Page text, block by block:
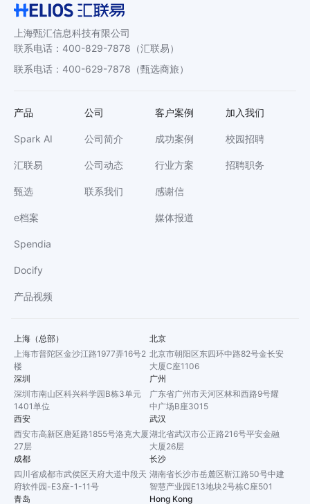
上海甄汇信息科技有限公司
联系电话 ： 400-829-7878 （汇联易）
联系电话 ： 400-629-7878 （甄选商旅）
产品
Spark AI
汇联易
甄选
e档案
Spendia
Docify
产品视频
公司
公司简介
公司动态
联系我们
客户案例
成功案例
行业方案
感谢信
媒体报道
加入我们
校园招聘
招聘职务
上海（总部）
上海市普陀区金沙江路1977弄16号2
楼
北京
北京市朝阳区东四环中路82号金长安
大厦C座1106
深圳
深圳市南山区科兴科学园B栋3单元
1401单位
广州
广东省广州市天河区林和西路9号耀
中广场B座3015
西安
西安市高新区唐延路1855号洛克大厦
27层
武汉
湖北省武汉市公正路216号平安金融
大厦26层
成都
四川省成都市武侯区天府大道中段天
府软件园-E3座-1-11号
长沙
湖南省长沙市岳麓区靳江路50号中建
智慧产业园E13地块2号栋C座501
青岛
Hong Kong